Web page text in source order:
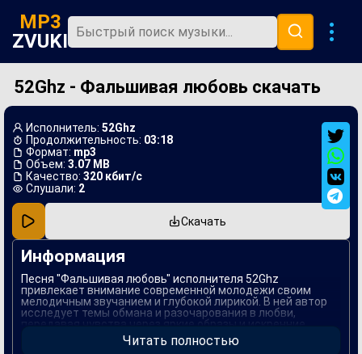
MP3
ZVUKI
Главная
Популярная
В машину
Музыка 80х
Ремиксы
52Ghz - Фальшивая любовь скачать
Исполнитель: 52Ghz
Продолжительность: 03:18
Формат: mp3
Объем: 3.07 MB
Качество: 320 кбит/с
Слушали: 2
Скачать
Информация
Песня "Фальшивая любовь" исполнителя 52Ghz
привлекает внимание современной молодежи своим
мелодичным звучанием и глубокой лирикой. В ней автор
исследует темы обмана и разочарования в любви,
передавая чувства через яркие образы и искренние
эмоции. Звучание композиции сочетает в себе элементы
поп и электронного жанра, что делает ее по-настоящему
Читать полностью